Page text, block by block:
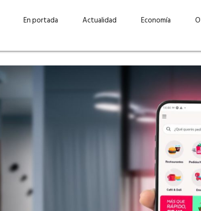
En portada
“La sostenibilidad está en
el centro de Cervecería
Ambev Guatemala» –
“Invertir con propósito:
cómo CBC impulsa su
crecimiento industrial a
través de la innovación
sostenibilidad”
Actualidad Economía